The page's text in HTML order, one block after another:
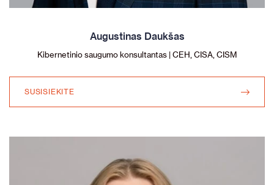
Augustinas Daukšas
Kibernetinio saugumo konsultantas | CEH, CISA, CISM
SUSISIEKITE